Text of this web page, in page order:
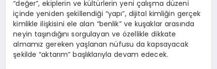
“değer”, ekiplerin ve kültürlerin yeni çalışma düzeni
içinde yeniden şekillendiği “yapı”, dijital kimliğin gerçek
kimlikle ilişkisini ele alan “benlik” ve kuşaklar arasında
neyin taşındığını sorgulayan ve özellikle dikkate
almamız gereken yaşlanan nüfusu da kapsayacak
şekilde “aktarım” başlıklarıyla devam edecek.